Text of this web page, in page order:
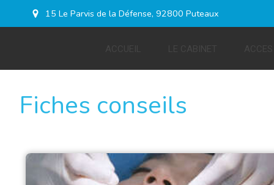
15 Le Parvis de la Défense, 92800 Puteaux
Fiches conseils